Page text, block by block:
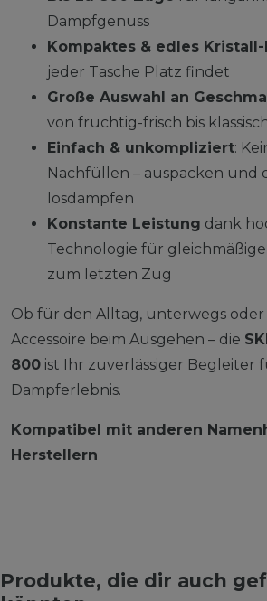
Dampfgenuss
Kompaktes & edles
jeder Tasche Platz findet
Große Auswahl an
von fruchtig-frisch bis
Einfach & unkompliziert:
Nachfüllen – auspacken und
losdampfen
Konstante Leistung dank
Technologie für
zum letzten Zug
Ob für den Alltag, unterwegs oder
Accessoire beim Ausgehen – die
800 ist Ihr zuverlässiger Begleiter
Dampferlebnis.
Kompatibel mit anderen
Herstellern
Produkte, die dir auch